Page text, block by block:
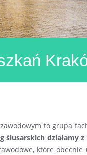
to grupa
ślusarskich działamy
które obecnie